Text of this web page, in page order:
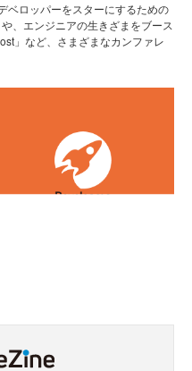
ベロッパーをスターにするための
、エンジニアの生きざまをブース
」など、さまざまなカンファレ